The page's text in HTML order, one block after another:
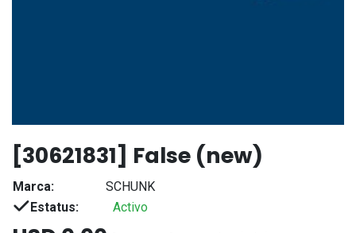
[30621831] False (new)
Marca:
SCHUNK
Estatus:
Activo